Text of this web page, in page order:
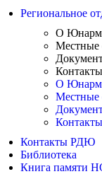
Региональное
О
Местные
Контакты
О
Местные
Контакты
Контакты РДЮ
Библиотека
Книга памяти